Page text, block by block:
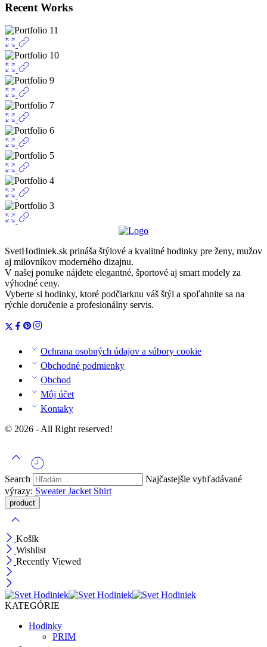
Recent Works
SvetHodiniek.sk prináša štýlové a kvalitné hodinky pre ženy, mužov
aj milovníkov moderného dizajnu.
V našej ponuke nájdete elegantné, športové aj smart modely za
výhodné ceny.
Vyberte si hodinky, ktoré podčiarknu váš štýl a spoľahnite sa na
rýchle doručenie a profesionálny servis.
Ochrana osobných údajov a súbory cookie
Obchodné podmienky
Obchod
Môj účet
Kontaky
© 2026 - All Right reserved!
Search
Najčastejšie vyhľadávané
výrazy: SweaterJacket Shirt
Košík
Wishlist
Recently Viewed
KATEGÓRIE
Hodinky
PRIM